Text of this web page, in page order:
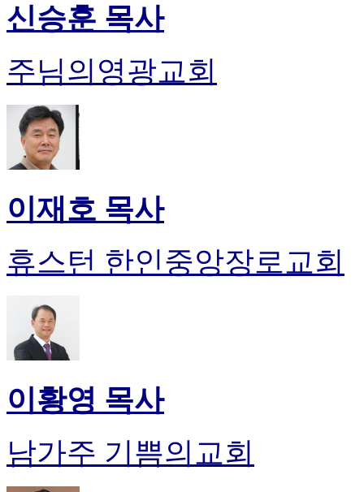
신승훈 목사
주님의영광교회
이재호 목사
휴스턴 한인중앙장로교회
이황영 목사
남가주 기쁨의교회